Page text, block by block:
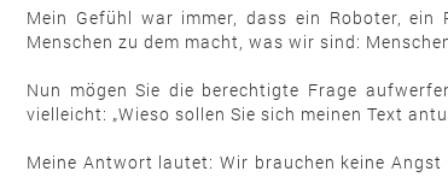
Mein Gefühl war immer, dass ein Roboter,
Menschen zu dem macht, was wir sind:
Nun mögen Sie die berechtigte Frage
vielleicht: „Wieso sollen Sie sich meinen Text
Meine Antwort lautet: Wir brauchen keine